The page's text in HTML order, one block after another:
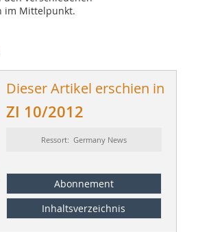
im Mittelpunkt.
Dieser Artikel erschien in
ZI 10/2012
Ressort: Germany News
Abonnement
Inhaltsverzeichnis